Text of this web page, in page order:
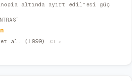
altında ayırt edilmesi güç
et al. (1999) DOI ↗